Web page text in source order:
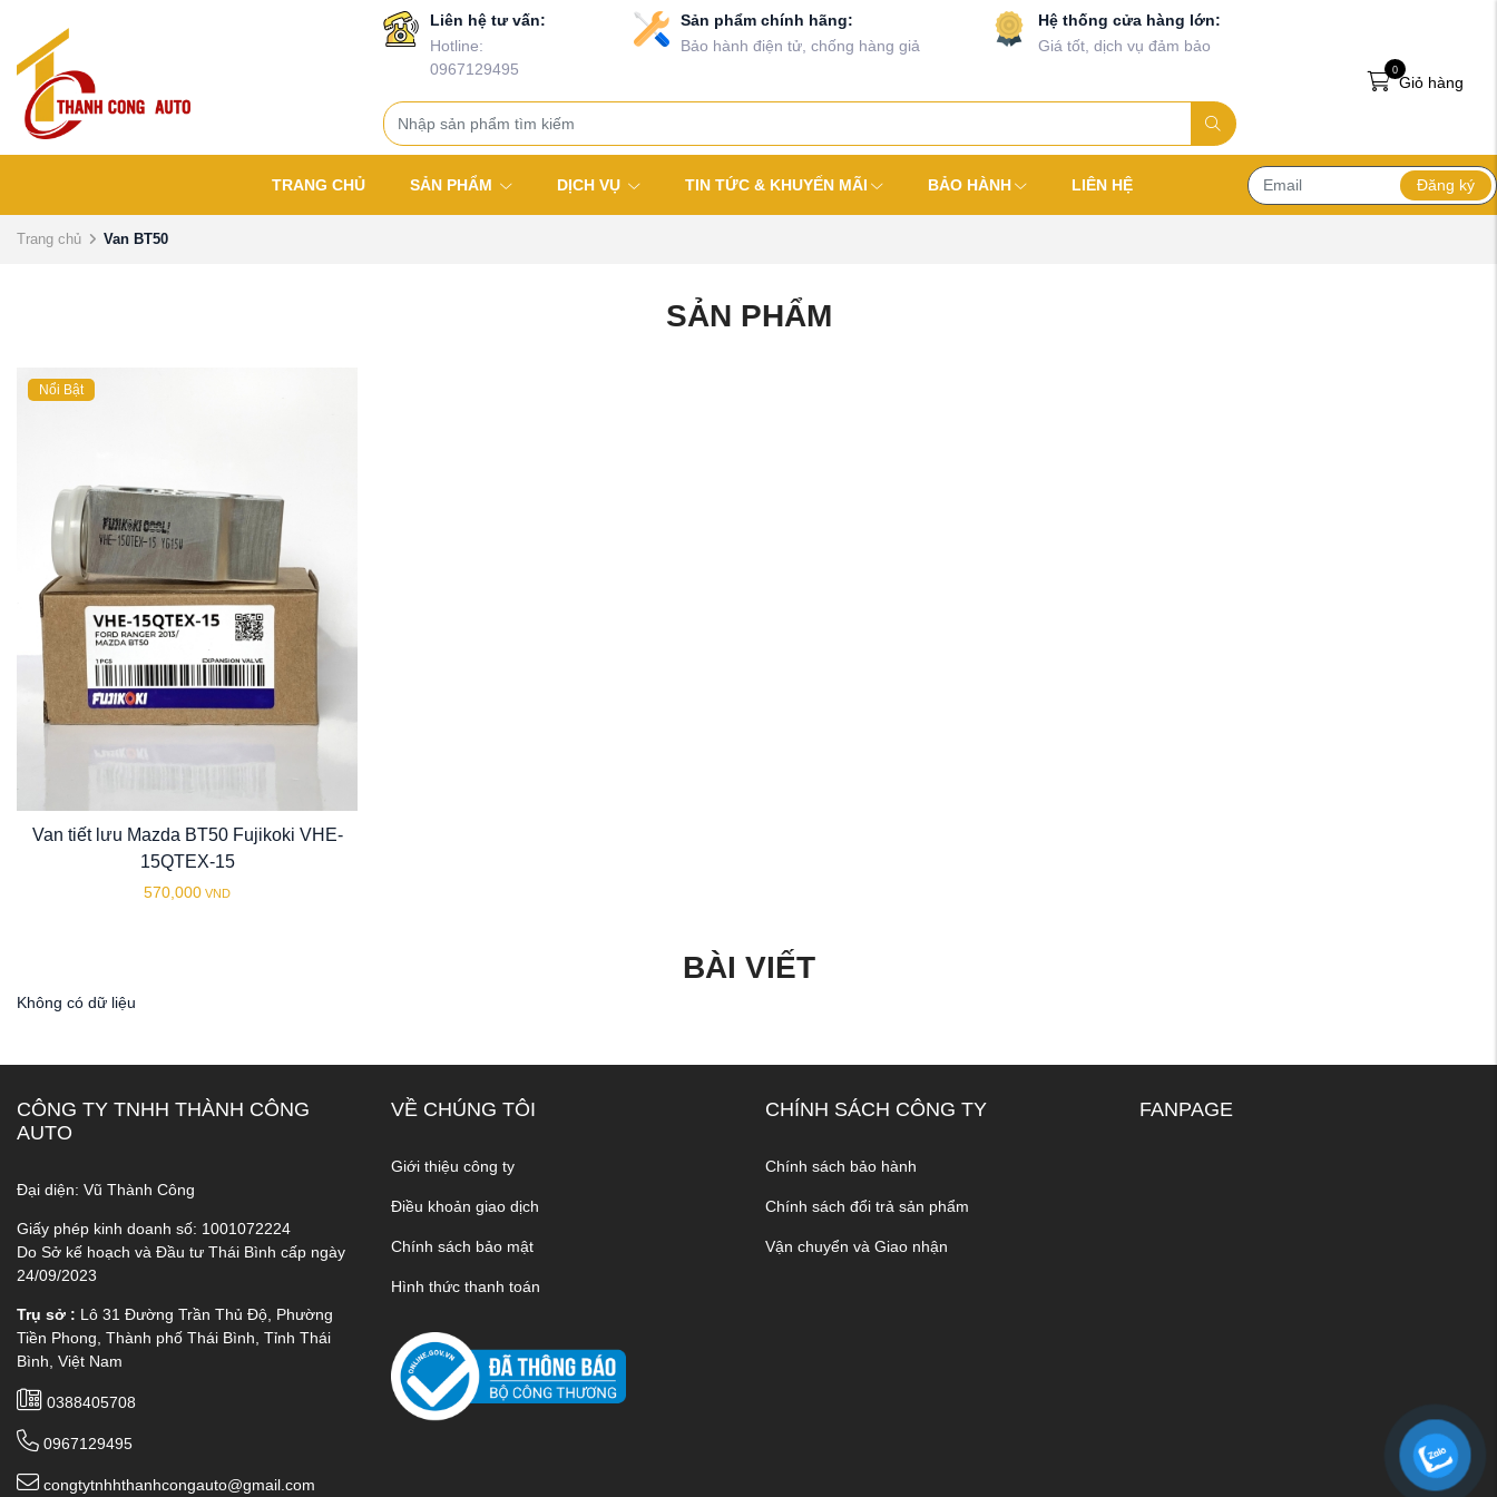
Liên hệ tư vấn:
Hotline:
0967129495
Sản phẩm chính hãng:
Bảo hành điện tử, chống hàng giả
Hệ thống cửa hàng lớn:
Giá tốt, dịch vụ đảm bảo
Giỏ hàng
0
TRANG CHỦ SẢN PHẨM DỊCH VỤ TIN TỨC & KHUYẾN MÃI BẢO HÀNH LIÊN HỆ Đăng ký
Trang chủ Van BT50
SẢN PHẨM
Nổi Bật
Van tiết lưu Mazda BT50 Fujikoki VHE-
15QTEX-15
570,000 VND
BÀI VIẾT
Không có dữ liệu
CÔNG TY TNHH THÀNH CÔNG
AUTO
Đại diện: Vũ Thành Công
Giấy phép kinh doanh số: 1001072224
Do Sở kế hoạch và Đầu tư Thái Bình cấp ngày
24/09/2023
Trụ sở : Lô 31 Đường Trần Thủ Độ, Phường
Tiền Phong, Thành phố Thái Bình, Tỉnh Thái
Bình, Việt Nam
0388405708
0967129495
congtytnhhthanhcongauto@gmail.com
VỀ CHÚNG TÔI
Giới thiệu công ty
Điều khoản giao dịch
Chính sách bảo mật
Hình thức thanh toán
CHÍNH SÁCH CÔNG TY
Chính sách bảo hành
Chính sách đổi trả sản phẩm
Vận chuyển và Giao nhận
FANPAGE